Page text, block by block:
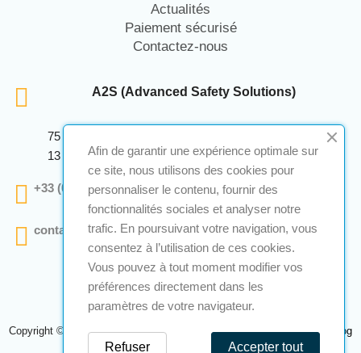
Actualités
Paiement sécurisé
Contactez-nous
A2S (Advanced Safety Solutions)
75 Avenue Marcellin Berthelot Anthelios Bâtiment E
13 290 Aix En Provence
+33 (0)4 12 28 00 69
contact@a2s-atex.com
Copyright © 2026 A2S Atex. Tous droits réservés. Une réalisationNavilog
Afin de garantir une expérience optimale sur
ce site, nous utilisons des cookies pour
personnaliser le contenu, fournir des
fonctionnalités sociales et analyser notre
trafic. En poursuivant votre navigation, vous
consentez à l’utilisation de ces cookies.
Vous pouvez à tout moment modifier vos
préférences directement dans les
paramètres de votre navigateur.
Accepter tout
Refuser